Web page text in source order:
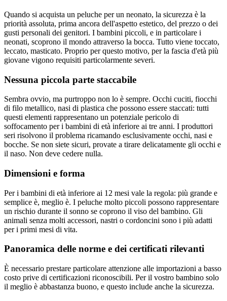
Quando si acquista un peluche per un neonato, la sicurezza è la
priorità assoluta, prima ancora dell'aspetto estetico, del prezzo o dei
gusti personali dei genitori. I bambini piccoli, e in particolare i
neonati, scoprono il mondo attraverso la bocca. Tutto viene toccato,
leccato, masticato. Proprio per questo motivo, per la fascia d'età più
giovane vigono requisiti particolarmente severi.
Nessuna piccola parte staccabile
Sembra ovvio, ma purtroppo non lo è sempre. Occhi cuciti, fiocchi
di filo metallico, nasi di plastica che possono essere staccati: tutti
questi elementi rappresentano un potenziale pericolo di
soffocamento per i bambini di età inferiore ai tre anni. I produttori
seri risolvono il problema ricamando esclusivamente occhi, nasi e
bocche. Se non siete sicuri, provate a tirare delicatamente gli occhi e
il naso. Non deve cedere nulla.
Dimensioni e forma
Per i bambini di età inferiore ai 12 mesi vale la regola: più grande e
semplice è, meglio è. I peluche molto piccoli possono rappresentare
un rischio durante il sonno se coprono il viso del bambino. Gli
animali senza molti accessori, nastri o cordoncini sono i più adatti
per i primi mesi di vita.
Panoramica delle norme e dei certificati rilevanti
È necessario prestare particolare attenzione alle importazioni a basso
costo prive di certificazioni riconoscibili. Per il vostro bambino solo
il meglio è abbastanza buono, e questo include anche la sicurezza.